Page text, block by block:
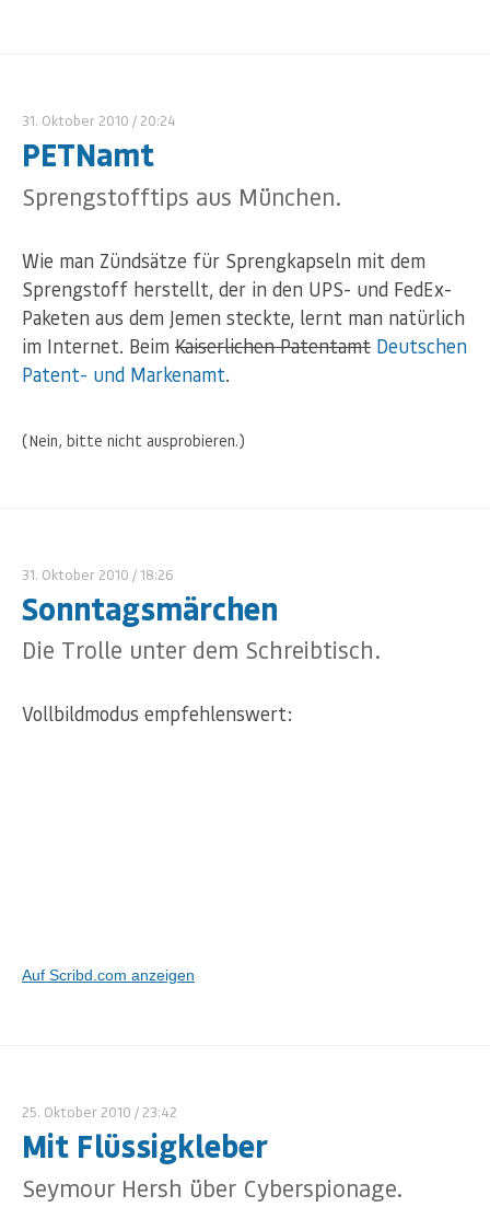
31. Oktober 2010 / 20:24
PETNamt
Sprengstofftips aus München.
Wie man Zündsätze für Sprengkapseln mit dem
Sprengstoff herstellt, der in den UPS- und FedEx-
Paketen aus dem Jemen steckte, lernt man natürlich
im Internet. Beim Kaiserlichen Patentamt Deutschen
Patent- und Markenamt.
(Nein, bitte nicht ausprobieren.)
31. Oktober 2010 / 18:26
Sonntagsmärchen
Die Trolle unter dem Schreibtisch.
Vollbildmodus empfehlenswert:
Auf Scribd.com anzeigen
25. Oktober 2010 / 23:42
Mit Flüssigkleber
Seymour Hersh über Cyberspionage.